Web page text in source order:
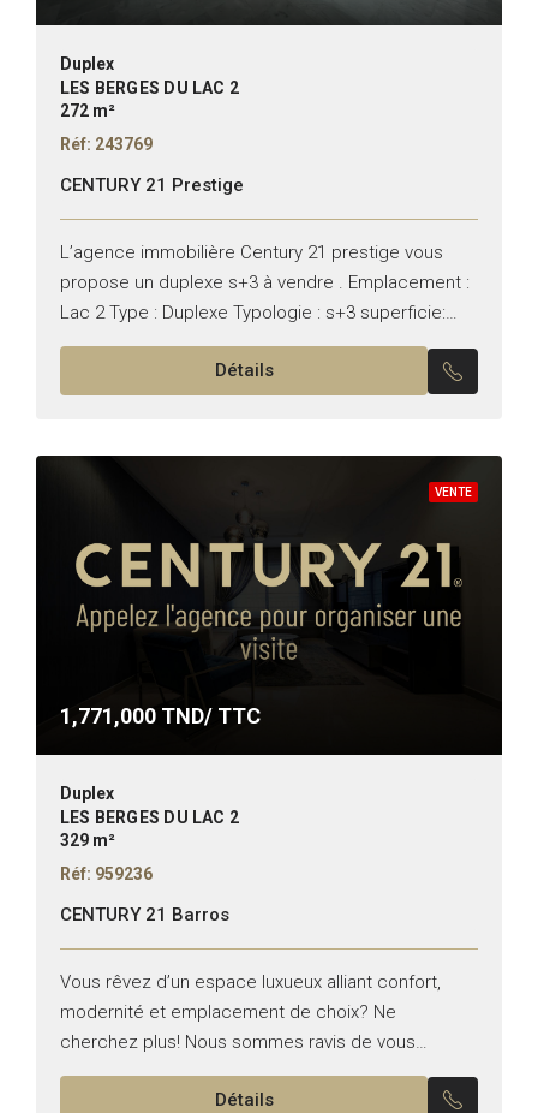
Duplex
LES BERGES DU LAC 2
272 m²
Réf: 243769
CENTURY 21 Prestige
L’agence immobilière Century 21 prestige vous
propose un duplexe s+3 à vendre . Emplacement :
Lac 2 Type : Duplexe Typologie : s+3 superficie:
312m² Il se compose de : – Un...
Détails
VENTE
1,771,000 TND/ TTC
Duplex
LES BERGES DU LAC 2
329 m²
Réf: 959236
CENTURY 21 Barros
Vous rêvez d’un espace luxueux alliant confort,
modernité et emplacement de choix? Ne
cherchez plus! Nous sommes ravis de vous
présenter un magnifique duplex de standing au
rez-de-chaussée, directement auprès du
Détails